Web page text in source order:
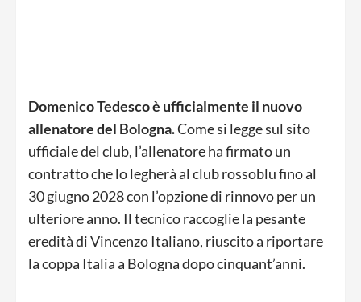
Domenico Tedesco è ufficialmente il nuovo
allenatore del Bologna.Come si legge sul sito
ufficiale del club, l’allenatore ha firmato un
contratto che lo legherà al club rossoblu fino al
30 giugno 2028 con l’opzione di rinnovo per un
ulteriore anno. Il tecnico raccoglie la pesante
eredità di Vincenzo Italiano, riuscito a riportare
la coppa Italia a Bologna dopo cinquant’anni.